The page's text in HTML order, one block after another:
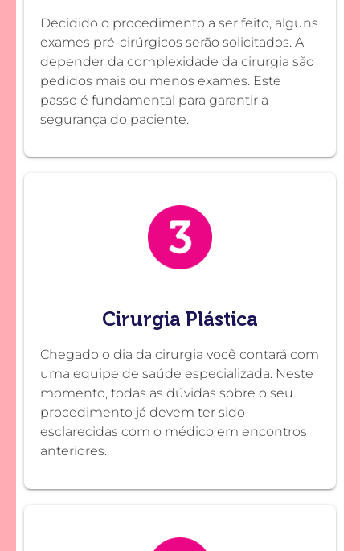
Decidido o procedimento a ser feito, alguns
exames pré-cirúrgicos serão solicitados. A
depender da complexidade da cirurgia são
pedidos mais ou menos exames. Este
passo é fundamental para garantir a
segurança do paciente.
Cirurgia Plástica
Chegado o dia da cirurgia você contará com
uma equipe de saúde especializada. Neste
momento, todas as dúvidas sobre o seu
procedimento já devem ter sido
esclarecidas com o médico em encontros
anteriores.